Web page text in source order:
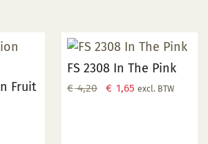
Fruit
FS 2308 In The Pink
€4,20
Oorspronkelijke
€ 1,65Huidige
excl. BTW